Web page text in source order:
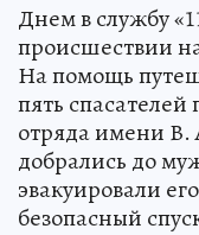
Днем в службу
происшествии
На помощь
пять спасателей
отряда имени В.
добрались до
эвакуировали
безопасный